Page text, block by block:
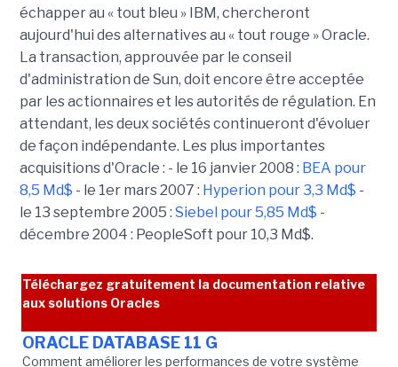
échapper au « tout bleu » IBM, chercheront
aujourd'hui des alternatives au « tout rouge » Oracle.
La transaction, approuvée par le conseil
d'administration de Sun, doit encore être acceptée
par les actionnaires et les autorités de régulation. En
attendant, les deux sociétés continueront d'évoluer
de façon indépendante. Les plus importantes
acquisitions d'Oracle : - le 16 janvier 2008 : BEA pour
8,5 Md$ - le 1er mars 2007 : Hyperion pour 3,3 Md$ -
le 13 septembre 2005 : Siebel pour 5,85 Md$ -
décembre 2004 : PeopleSoft pour 10,3 Md$.
Téléchargez gratuitement la documentation relative
aux solutions Oracles
ORACLE DATABASE 11 G
Comment améliorer les performances de votre système